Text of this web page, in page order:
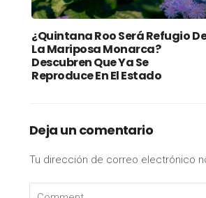
¿Quintana Roo Será Refugio
La Mariposa Monarca?
Descubren Que Ya Se
Reproduce En El Estado
Deja un comentario
Tu dirección de correo electrónico